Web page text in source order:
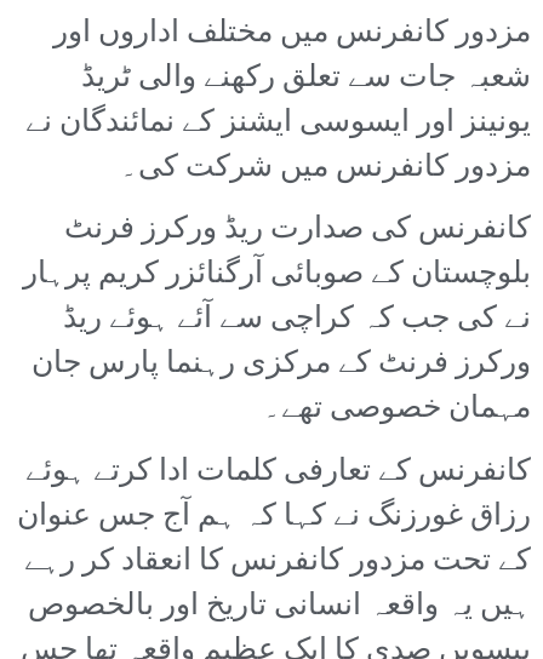
مزدور کانفرنس میں مختلف اداروں اور
شعبہ جات سے تعلق رکھنے والی ٹریڈ
یونینز اور ایسوسی ایشنز کے نمائندگان نے
مزدور کانفرنس میں شرکت کی۔
کانفرنس کی صدارت ریڈ ورکرز فرنٹ
بلوچستان کے صوبائی آرگنائزر کریم پرہار
نے کی جب کہ کراچی سے آئے ہوئے ریڈ
ورکرز فرنٹ کے مرکزی رہنما پارس جان
مہمان خصوصی تھے۔
کانفرنس کے تعارفی کلمات ادا کرتے ہوئے
رزاق غورزنگ نے کہا کہ ہم آج جس عنوان
کے تحت مزدور کانفرنس کا انعقاد کر رہے
ہیں یہ واقعہ انسانی تاریخ اور بالخصوص